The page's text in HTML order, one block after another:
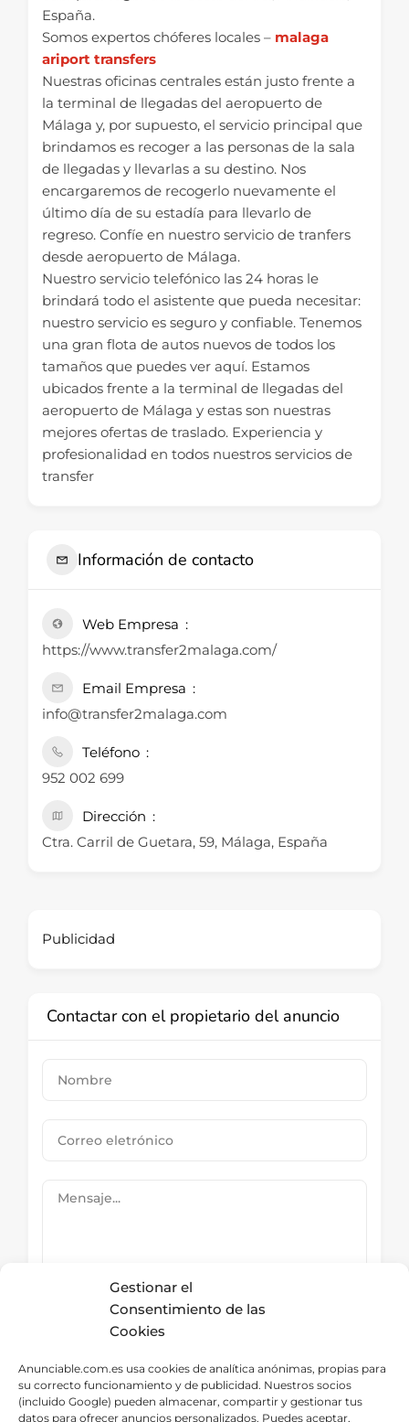
Gestionar el
Consentimiento de las
Cookies
Anunciable.com.es usa cookies de analítica anónimas, propias para
su correcto funcionamiento y de publicidad. Nuestros socios
(incluido Google) pueden almacenar, compartir y gestionar tus
datos para ofrecer anuncios personalizados. Puedes aceptar,
España.
Somos expertos chóferes locales – malaga
ariport transfers
Nuestras oficinas centrales están justo frente a
la terminal de llegadas del aeropuerto de
Málaga y, por supuesto, el servicio principal que
brindamos es recoger a las personas de la sala
de llegadas y llevarlas a su destino. Nos
encargaremos de recogerlo nuevamente el
último día de su estadía para llevarlo de
regreso. Confíe en nuestro servicio de tranfers
desde aeropuerto de Málaga.
Nuestro servicio telefónico las 24 horas le
brindará todo el asistente que pueda necesitar:
nuestro servicio es seguro y confiable. Tenemos
una gran flota de autos nuevos de todos los
tamaños que puedes ver aquí. Estamos
ubicados frente a la terminal de llegadas del
aeropuerto de Málaga y estas son nuestras
mejores ofertas de traslado. Experiencia y
profesionalidad en todos nuestros servicios de
transfer
Información de contacto
Web Empresa
https://www.transfer2malaga.com/
Email Empresa
info@transfer2malaga.com
Teléfono
952 002 699
Dirección
Ctra. Carril de Guetara, 59, Málaga, España
Publicidad
Contactar con el propietario del anuncio
Submit Now